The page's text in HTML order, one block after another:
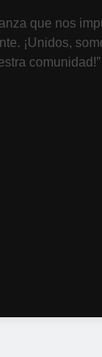
que nos
¡Unidos,
comunidad!”